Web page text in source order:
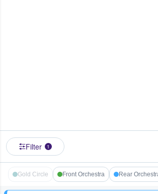
Filter 1
Gold Circle Front Orchestra Rear